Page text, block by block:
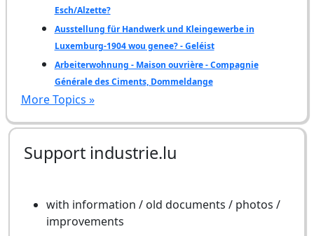
Esch/Alzette?
Ausstellung für Handwerk und Kleingewerbe in
Luxemburg-1904 wou genee? - Geléist
Arbeiterwohnung - Maison ouvrière - Compagnie
Générale des Ciments, Dommeldange
More Topics »
Support industrie.lu
with information / old documents / photos /
improvements